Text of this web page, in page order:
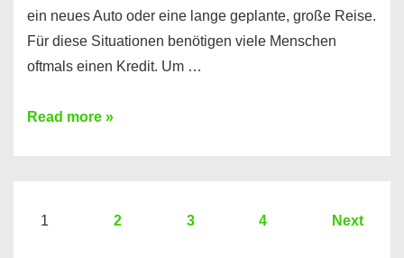
ein neues Auto oder eine lange geplante, große Reise.
Für diese Situationen benötigen viele Menschen
oftmals einen Kredit. Um …
Brauchen
Summe
Read more »
Seitennummerierung
1 2 3 4 Next